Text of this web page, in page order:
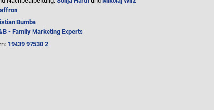
Bumba
- Family Marketing Experts
19439 97530 2